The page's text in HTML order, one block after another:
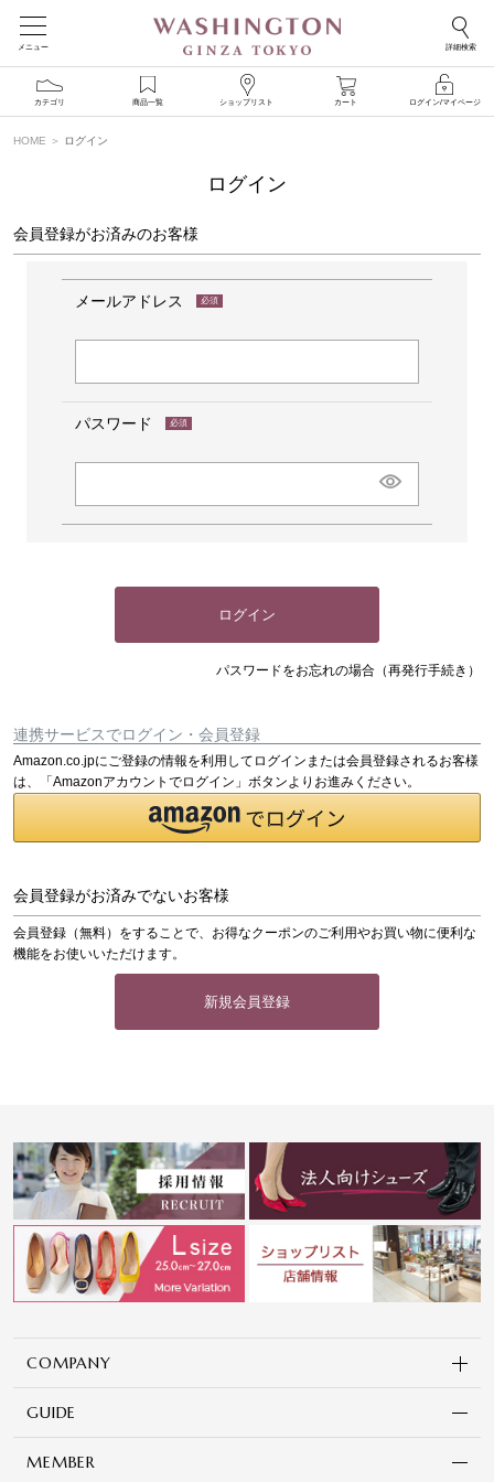
メニュー 詳細検索
カテゴリ 商品一覧 ショップリスト カート ログイン/マイページ
HOME ログイン
ログイン
会員登録がお済みのお客様
メールアドレス
パスワード
ログイン
パスワードをお忘れの場合（再発行手続き）
連携サービスでログイン・会員登録
Amazon.co.jpにご登録の情報を利用してログインまたは会員登録されるお客様
は、「Amazonアカウントでログイン」ボタンよりお進みください。
会員登録がお済みでないお客様
会員登録（無料）をすることで、お得なクーポンのご利用やお買い物に便利な
機能をお使いいただけます。
新規会員登録
COMPANY
GUIDE
MEMBER